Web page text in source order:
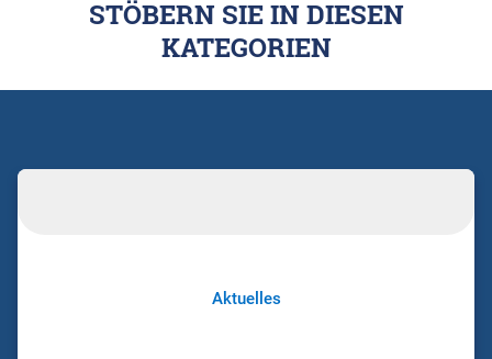
STÖBERN SIE IN DIESEN
KATEGORIEN
Aktuelles